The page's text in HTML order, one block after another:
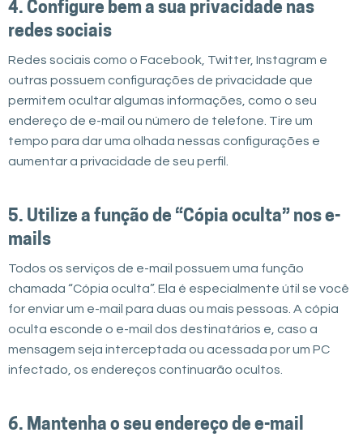
4. Configure bem a sua privacidade nas
redes sociais
Redes sociais como o Facebook, Twitter, Instagram e
outras possuem configurações de privacidade que
permitem ocultar algumas informações, como o seu
endereço de e-mail ou número de telefone. Tire um
tempo para dar uma olhada nessas configurações e
aumentar a privacidade de seu perfil.
5. Utilize a função de “Cópia oculta” nos e-
mails
Todos os serviços de e-mail possuem uma função
chamada “Cópia oculta”. Ela é especialmente útil se você
for enviar um e-mail para duas ou mais pessoas. A cópia
oculta esconde o e-mail dos destinatários e, caso a
mensagem seja interceptada ou acessada por um PC
infectado, os endereços continuarão ocultos.
6. Mantenha o seu endereço de e-mail